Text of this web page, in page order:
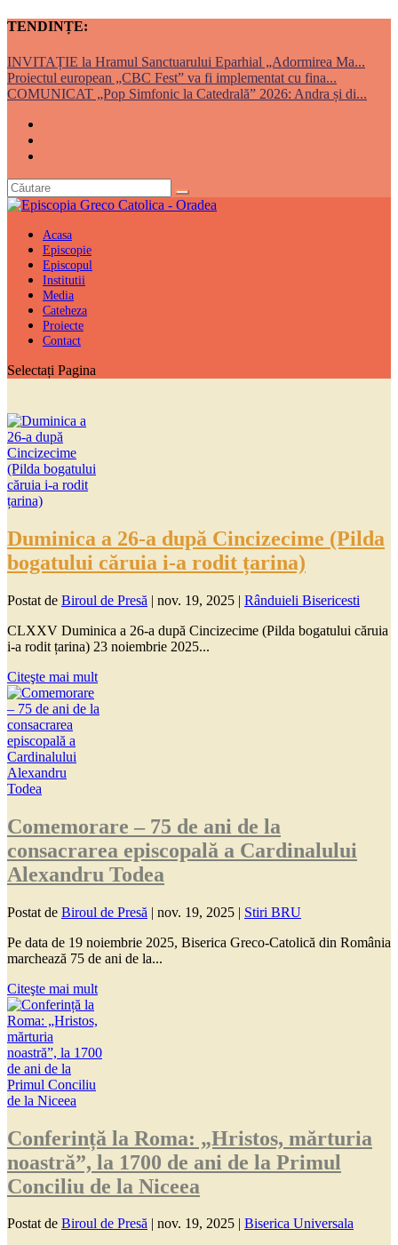
TENDINȚE:
INVITAȚIE la Hramul Sanctuarului Eparhial „Adormirea Ma...
Proiectul european „CBC Fest” va fi implementat cu fina...
COMUNICAT „Pop Simfonic la Catedrală” 2026: Andra și di...
Acasa
Episcopie
Episcopul
Institutii
Media
Cateheza
Proiecte
Contact
Selectați Pagina
Duminica a 26-a după Cincizecime (Pilda
bogatului căruia i-a rodit țarina)
Postat de Biroul de Presă | nov. 19, 2025 | Rânduieli Bisericesti
CLXXV Duminica a 26-a după Cincizecime (Pilda bogatului căruia
i-a rodit țarina) 23 noiembrie 2025...
Citeşte mai mult
Comemorare – 75 de ani de la
consacrarea episcopală a Cardinalului
Alexandru Todea
Postat de Biroul de Presă | nov. 19, 2025 | Stiri BRU
Pe data de 19 noiembrie 2025, Biserica Greco-Catolică din România
marchează 75 de ani de la...
Citeşte mai mult
Conferință la Roma: „Hristos, mărturia
noastră”, la 1700 de ani de la Primul
Conciliu de la Niceea
Postat de Biroul de Presă | nov. 19, 2025 | Biserica Universala